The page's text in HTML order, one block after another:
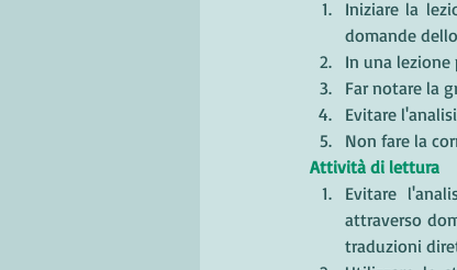
Iniziare la
domande
In una
Far notare la
Evitare
Non fare la
Attività di lettura
Evitare
attraverso
traduzioni